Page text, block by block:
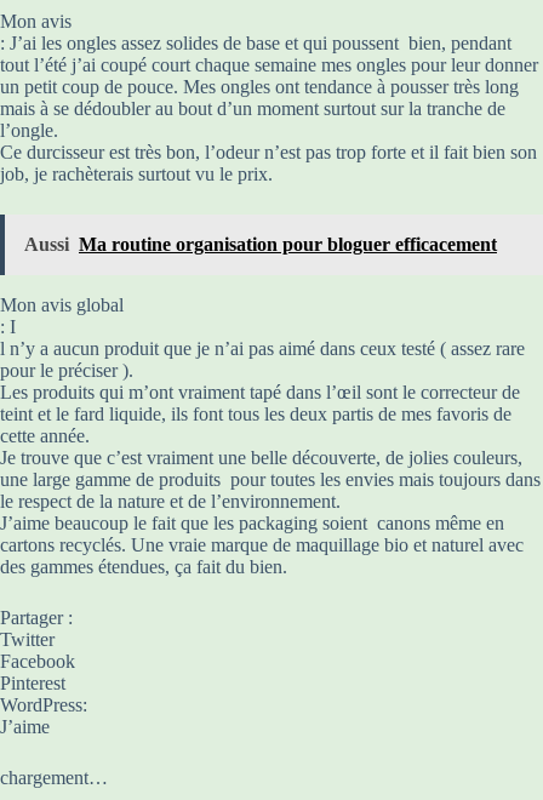
Mon avis
: J’ai les ongles assez solides de base et qui poussent bien, pendant
tout l’été j’ai coupé court chaque semaine mes ongles pour leur donner
un petit coup de pouce. Mes ongles ont tendance à pousser très long
mais à se dédoubler au bout d’un moment surtout sur la tranche de
l’ongle.
Ce durcisseur est très bon, l’odeur n’est pas trop forte et il fait bien son
job, je rachèterais surtout vu le prix.
Aussi Ma routine organisation pour bloguer efficacement
Mon avis global
: I
l n’y a aucun produit que je n’ai pas aimé dans ceux testé ( assez rare
pour le préciser ).
Les produits qui m’ont vraiment tapé dans l’œil sont le correcteur de
teint et le fard liquide, ils font tous les deux partis de mes favoris de
cette année.
Je trouve que c’est vraiment une belle découverte, de jolies couleurs,
une large gamme de produits pour toutes les envies mais toujours dans
le respect de la nature et de l’environnement.
J’aime beaucoup le fait que les packaging soient canons même en
cartons recyclés. Une vraie marque de maquillage bio et naturel avec
des gammes étendues, ça fait du bien.
Partager :
Twitter
Facebook
Pinterest
WordPress:
J’aime
chargement…